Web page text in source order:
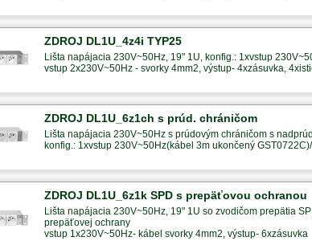
ZDROJ DL1U_4z4i TYP25
Lišta napájacia 230V~50Hz, 19" 1U, konfig.: 1xvstup
vstup 2x230V~50Hz - svorky 4mm2, výstup- 4xzásuvka,
ZDROJ DL1U_6z1ch s prúd. chráničom
Lišta napájacia 230V~50Hz s prúdovým chráničom s
konfig.: 1xvstup 230V~50Hz(kábel 3m ukončený
ZDROJ DL1U_6z1k SPD s prepäťovou ochranou
Lišta napájacia 230V~50Hz, 19" 1U so zvodičom prepätia
prepäťovej ochrany
vstup 1x230V~50Hz- kábel svorky 4mm2, výstup- 6xzásuvka